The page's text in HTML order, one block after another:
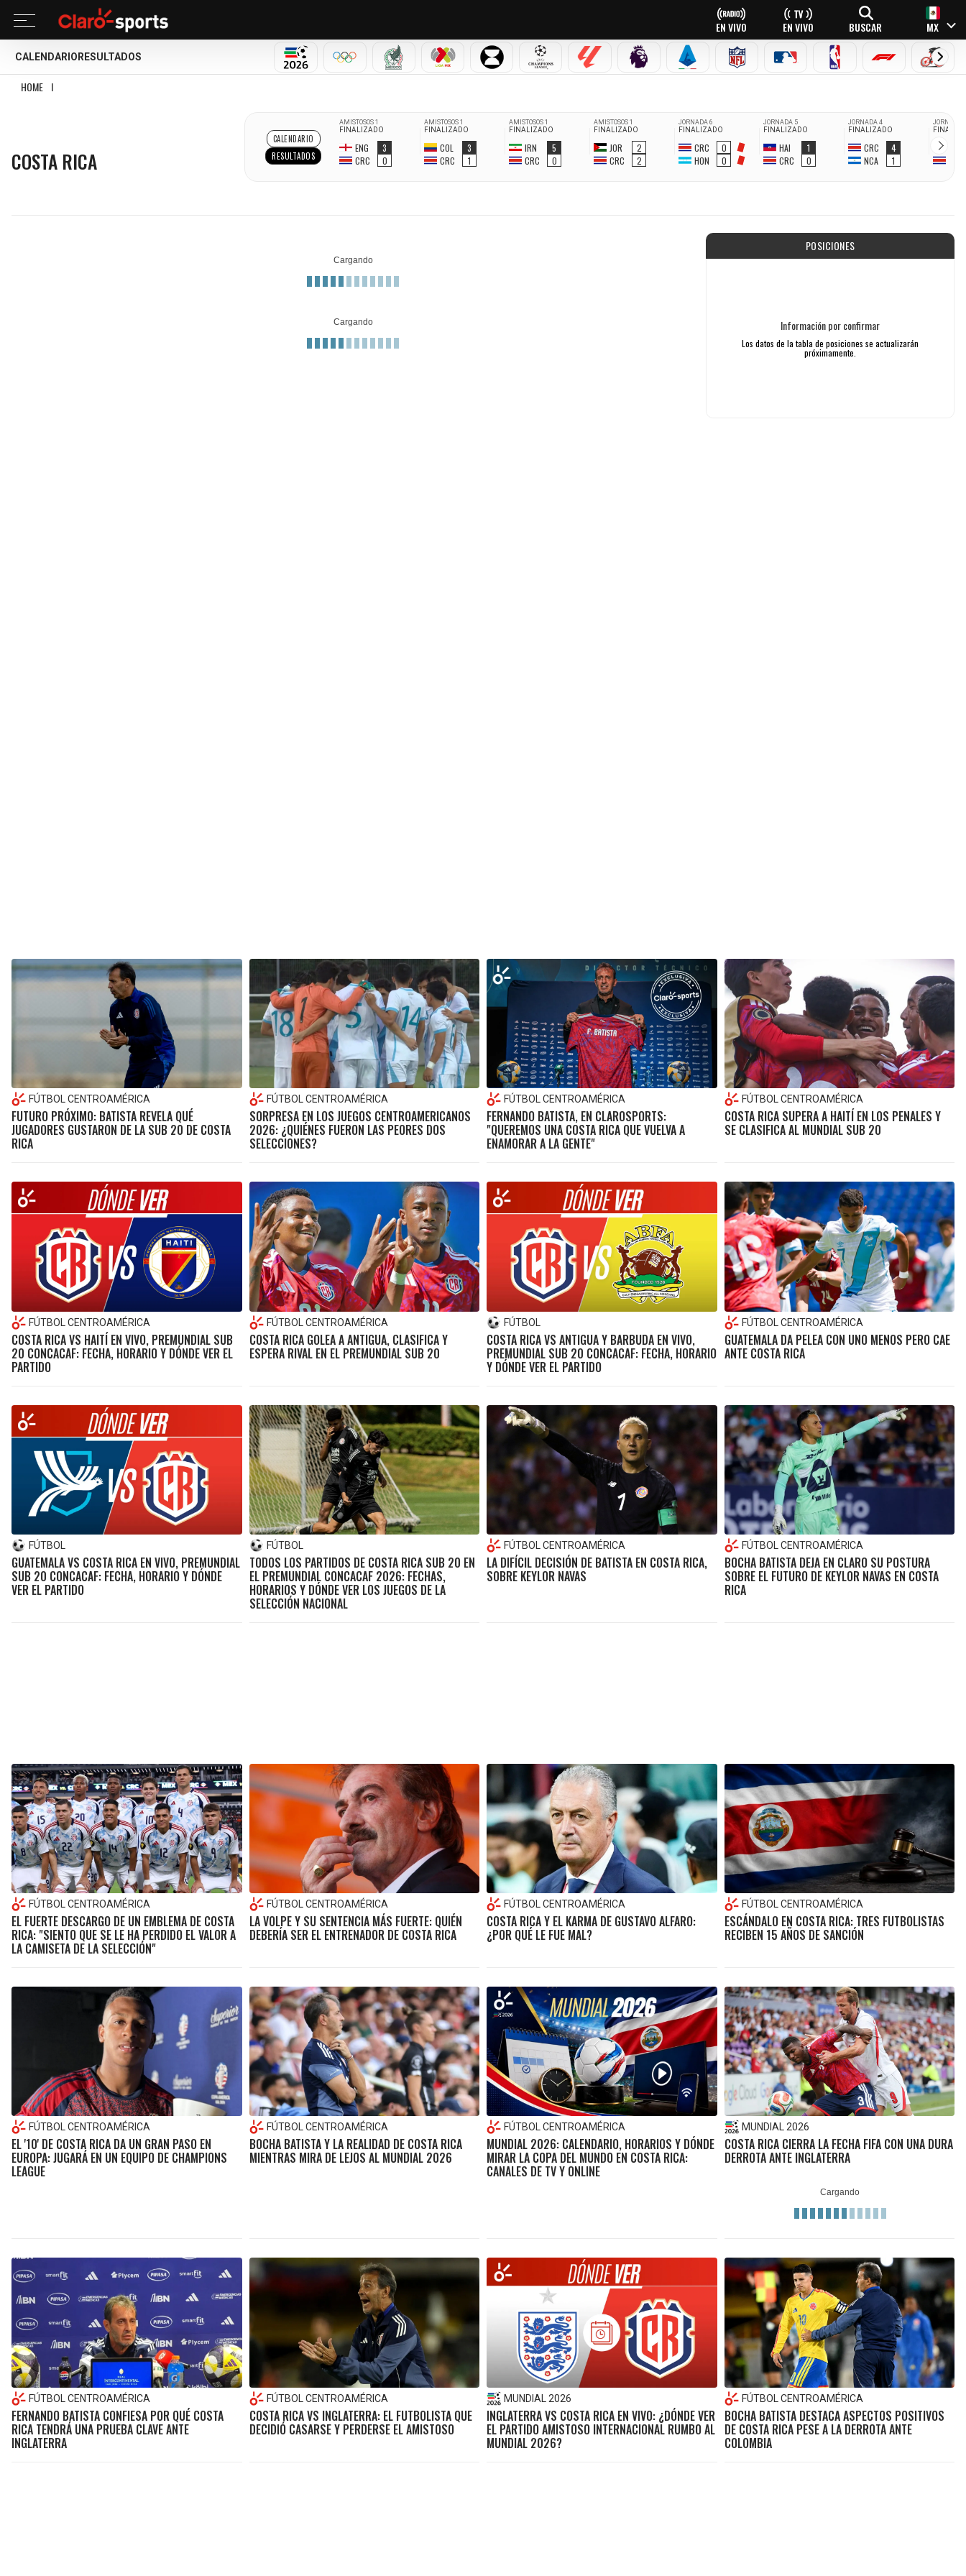
EN VIVO EN VIVO BUSCAR MX
CALENDARIO RESULTADOS
MUNDIAL 2026OLÍMPICOSSELECCIÓN MEXICANA
LIGA MX LEAGUES CUPCHAMPIONS LEAGUE
LALIGA PREMIER LEAGUE
SERIE A NFL MLB NBA FÓRMULA 1
HOME I
COSTA RICA
FÚTBOL CENTROAMÉRICA
FUTURO PRÓXIMO: BATISTA REVELA QUÉ
JUGADORES GUSTARON DE LA SUB 20 DE COSTA
RICA
FÚTBOL CENTROAMÉRICA
SORPRESA EN LOS JUEGOS CENTROAMERICANOS
2026: ¿QUIÉNES FUERON LAS PEORES DOS
SELECCIONES?
FÚTBOL CENTROAMÉRICA
FERNANDO BATISTA, EN CLAROSPORTS:
"QUEREMOS UNA COSTA RICA QUE VUELVA A
ENAMORAR A LA GENTE"
FÚTBOL CENTROAMÉRICA
COSTA RICA SUPERA A HAITÍ EN LOS PENALES Y
SE CLASIFICA AL MUNDIAL SUB 20
FÚTBOL CENTROAMÉRICA
COSTA RICA VS HAITÍ EN VIVO, PREMUNDIAL SUB
20 CONCACAF: FECHA, HORARIO Y DÓNDE VER EL
PARTIDO
FÚTBOL CENTROAMÉRICA
COSTA RICA GOLEA A ANTIGUA, CLASIFICA Y
ESPERA RIVAL EN EL PREMUNDIAL SUB 20
FÚTBOL
COSTA RICA VS ANTIGUA Y BARBUDA EN VIVO,
PREMUNDIAL SUB 20 CONCACAF: FECHA, HORARIO
Y DÓNDE VER EL PARTIDO
FÚTBOL CENTROAMÉRICA
GUATEMALA DA PELEA CON UNO MENOS PERO CAE
ANTE COSTA RICA
FÚTBOL
GUATEMALA VS COSTA RICA EN VIVO, PREMUNDIAL
SUB 20 CONCACAF: FECHA, HORARIO Y DÓNDE
VER EL PARTIDO
FÚTBOL
TODOS LOS PARTIDOS DE COSTA RICA SUB 20 EN
EL PREMUNDIAL CONCACAF 2026: FECHAS,
HORARIOS Y DÓNDE VER LOS JUEGOS DE LA
SELECCIÓN NACIONAL
FÚTBOL CENTROAMÉRICA
LA DIFÍCIL DECISIÓN DE BATISTA EN COSTA RICA,
SOBRE KEYLOR NAVAS
FÚTBOL CENTROAMÉRICA
BOCHA BATISTA DEJA EN CLARO SU POSTURA
SOBRE EL FUTURO DE KEYLOR NAVAS EN COSTA
RICA
FÚTBOL CENTROAMÉRICA
EL FUERTE DESCARGO DE UN EMBLEMA DE COSTA
RICA: "SIENTO QUE SE LE HA PERDIDO EL VALOR A
LA CAMISETA DE LA SELECCIÓN"
FÚTBOL CENTROAMÉRICA
LA VOLPE Y SU SENTENCIA MÁS FUERTE: QUIÉN
DEBERÍA SER EL ENTRENADOR DE COSTA RICA
FÚTBOL CENTROAMÉRICA
COSTA RICA Y EL KARMA DE GUSTAVO ALFARO:
¿POR QUÉ LE FUE MAL?
FÚTBOL CENTROAMÉRICA
ESCÁNDALO EN COSTA RICA: TRES FUTBOLISTAS
RECIBEN 15 AÑOS DE SANCIÓN
FÚTBOL CENTROAMÉRICA
EL '10' DE COSTA RICA DA UN GRAN PASO EN
EUROPA: JUGARÁ EN UN EQUIPO DE CHAMPIONS
LEAGUE
FÚTBOL CENTROAMÉRICA
BOCHA BATISTA Y LA REALIDAD DE COSTA RICA
MIENTRAS MIRA DE LEJOS AL MUNDIAL 2026
FÚTBOL CENTROAMÉRICA
MUNDIAL 2026: CALENDARIO, HORARIOS Y DÓNDE
MIRAR LA COPA DEL MUNDO EN COSTA RICA:
CANALES DE TV Y ONLINE
MUNDIAL 2026
COSTA RICA CIERRA LA FECHA FIFA CON UNA DURA
DERROTA ANTE INGLATERRA
FÚTBOL CENTROAMÉRICA
FERNANDO BATISTA CONFIESA POR QUÉ COSTA
RICA TENDRÁ UNA PRUEBA CLAVE ANTE
INGLATERRA
FÚTBOL CENTROAMÉRICA
COSTA RICA VS INGLATERRA: EL FUTBOLISTA QUE
DECIDIÓ CASARSE Y PERDERSE EL AMISTOSO
MUNDIAL 2026
INGLATERRA VS COSTA RICA EN VIVO: ¿DÓNDE VER
EL PARTIDO AMISTOSO INTERNACIONAL RUMBO AL
MUNDIAL 2026?
FÚTBOL CENTROAMÉRICA
BOCHA BATISTA DESTACA ASPECTOS POSITIVOS
DE COSTA RICA PESE A LA DERROTA ANTE
COLOMBIA